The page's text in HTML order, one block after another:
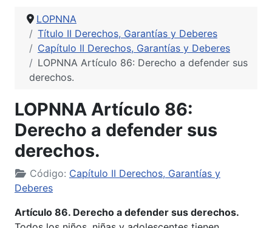
LOPNNA
Título II Derechos, Garantías y Deberes
Capítulo II Derechos, Garantías y Deberes
LOPNNA Artículo 86: Derecho a defender sus
derechos.
LOPNNA Artículo 86:
Derecho a defender sus
derechos.
Código: Capítulo II Derechos, Garantías y
Deberes
Artículo 86. Derecho a defender sus derechos.